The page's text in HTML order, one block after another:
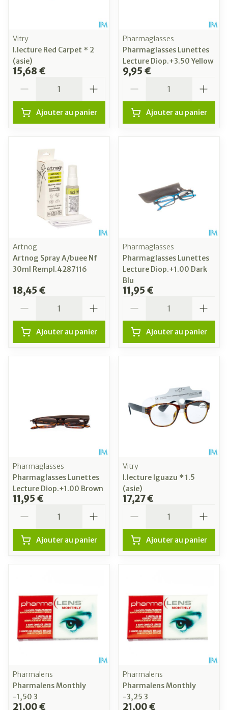
Vitry
l.lecture Red Carpet * 2
(asie)
15,68 €
Ajouter au panier
Pharmaglasses
Pharmaglasses Lunettes
Lecture Diop.+3.50 Yellow
9,95 €
Ajouter au panier
Artnog
Artnog Spray A/buee Nf
30ml Rempl.4287116
18,45 €
Ajouter au panier
Pharmaglasses
Pharmaglasses Lunettes
Lecture Diop.+1.00 Dark
Blu
11,95 €
Ajouter au panier
Pharmaglasses
Pharmaglasses Lunettes
Lecture Diop.+1.00 Brown
11,95 €
Ajouter au panier
Vitry
l.lecture Iguazu * 1.5
(asie)
17,27 €
Ajouter au panier
Pharmalens
Pharmalens Monthly
-1,50 3
21,00 €
Pharmalens
Pharmalens Monthly
-3,25 3
21,00 €